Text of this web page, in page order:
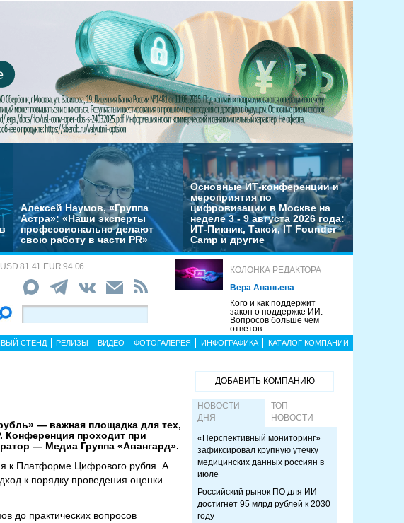
Алексей Наумов, «Группа
Астра»: «Наши эксперты
профессионально делают
свою работу в части PR»
Основные ИТ-конференции и
мероприятия по
цифровизации в Москве на
неделе 3 - 9 августа 2026 года:
ИТ-Пикник, Такси, IT Founder
Camp и другие
USD 81.41 EUR 94.06
КОЛОНКА РЕДАКТОРА
Вера Ананьева
Кого и как поддержит
закон о поддержке ИИ.
Вопросов больше чем
ответов
СТЕНД РЕЛИЗЫ ВИДЕО ФОТОГАЛЕРЕЯ ИНФОГРАФИКА КАТАЛОГ КОМПАНИЙ
— важная площадка для тех,
Конференция проходит при
— Медиа Группа «Авангард».
к Платформе Цифрового рубля. А
к порядку проведения оценки
до практических вопросов
ДОБАВИТЬ КОМПАНИЮ
НОВОСТИ
ДНЯ
ТОП-
НОВОСТИ
«Перспективный мониторинг»
зафиксировал крупную утечку
медицинских данных россиян в
июле
Российский рынок ПО для ИИ
достигнет 95 млрд рублей к 2030
году